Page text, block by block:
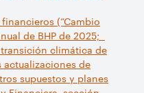
(“Cambio
de BHP de 2025;
climática de
actualizaciones de
supuestos y planes